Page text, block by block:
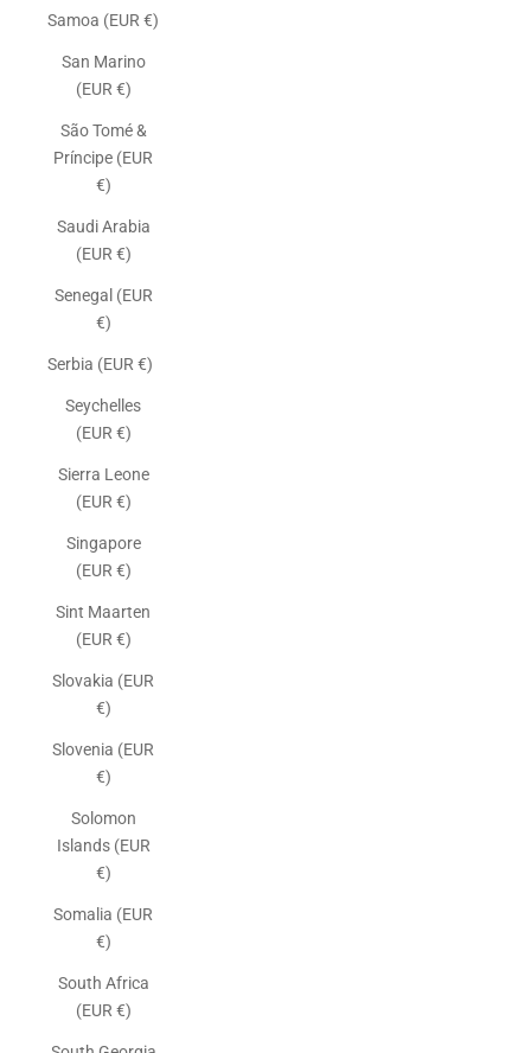
Samoa (EUR €)
San Marino
(EUR €)
São Tomé &
Príncipe (EUR
€)
Saudi Arabia
(EUR €)
Senegal (EUR
€)
Serbia (EUR €)
Seychelles
(EUR €)
Sierra Leone
(EUR €)
Singapore
(EUR €)
Sint Maarten
(EUR €)
Slovakia (EUR
€)
Slovenia (EUR
€)
Solomon
Islands (EUR
€)
Somalia (EUR
€)
South Africa
(EUR €)